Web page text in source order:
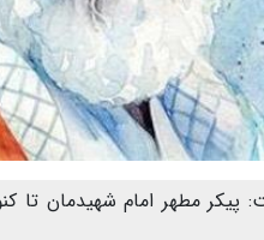
پیکر مطهر امام شهیدمان